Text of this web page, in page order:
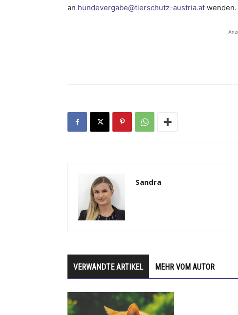
an hundevergabe@tierschutz-austria.at wenden.
Sandra
VERWANDTE ARTIKEL MEHR VOM AUTOR